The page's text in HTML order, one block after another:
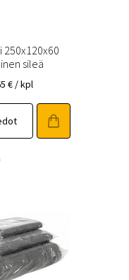
250x120x60
sileä
€ / kpl